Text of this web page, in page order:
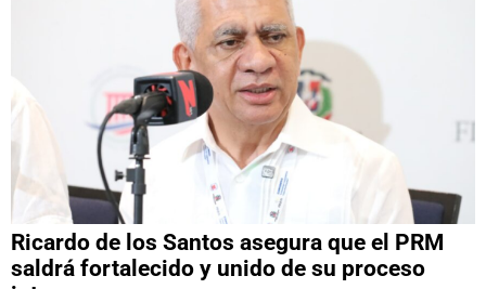
Ricardo de los Santos asegura que el PRM
saldrá fortalecido y unido de su proceso